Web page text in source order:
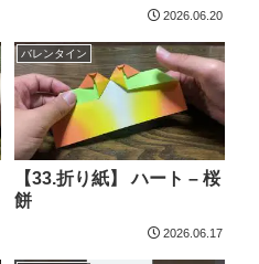
2026.06.20
バレンタイン
【33.折り紙】 ハート – 桜
餅
2026.06.17